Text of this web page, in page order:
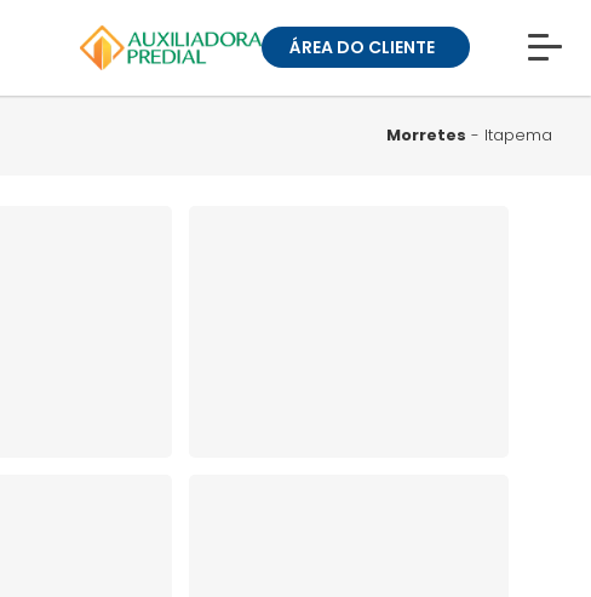
ÁREA DO CLIENTE
CONHEÇA A MUCK
BLOG
TRABALHE CONOSCO
Morretes - Itapema